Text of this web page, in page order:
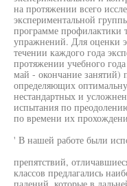
на протяжении всего
экспериментальной
программе профилактики
упражнений. Для оценки
течении каждого года
протяжении учебного
май - окончание занятий)
определяющих
нестандартных и
испытания по
по времени их
' В нашей работе были
препятствий,
классов предлагались